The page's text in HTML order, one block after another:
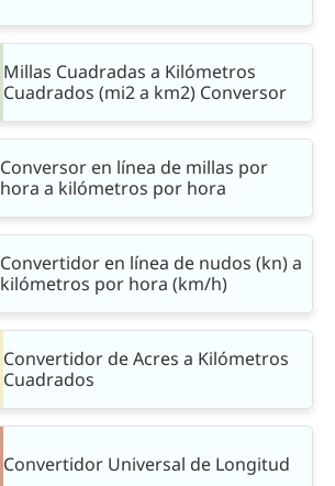
Millas Cuadradas a Kilómetros
Cuadrados (mi2 a km2) Conversor
Conversor en línea de millas por
hora a kilómetros por hora
Convertidor en línea de nudos (kn) a
kilómetros por hora (km/h)
Convertidor de Acres a Kilómetros
Cuadrados
Convertidor Universal de Longitud